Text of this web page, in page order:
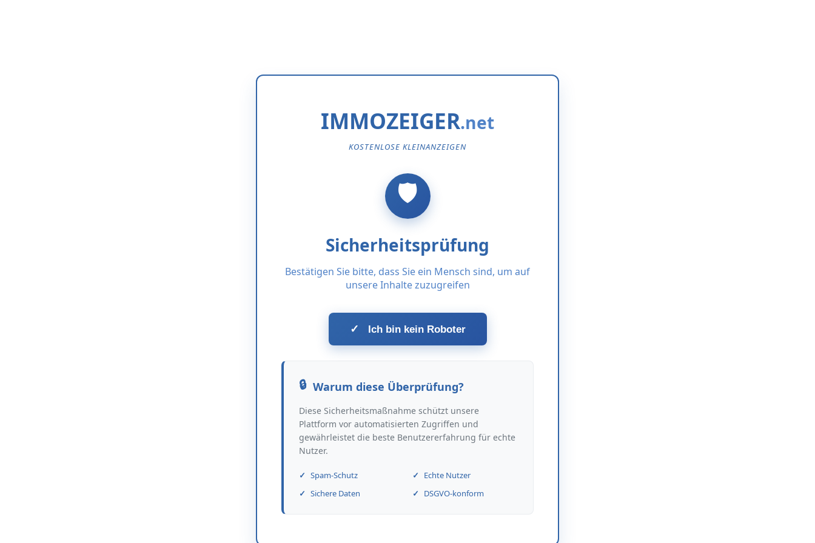
IMMOZEIGER
KOSTENLOSE KLEINANZEIGEN
Sicherheitsprüfung
Bestätigen Sie bitte, dass Sie ein Mensch sind, um auf
unsere Inhalte zuzugreifen
✓ Ich bin kein Roboter
Warum diese Überprüfung?
Diese Sicherheitsmaßnahme schützt unsere
Plattform vor automatisierten Zugriffen und
gewährleistet die beste Benutzererfahrung für echte
Nutzer.
Spam-Schutz
Echte Nutzer
Sichere Daten
DSGVO-konform